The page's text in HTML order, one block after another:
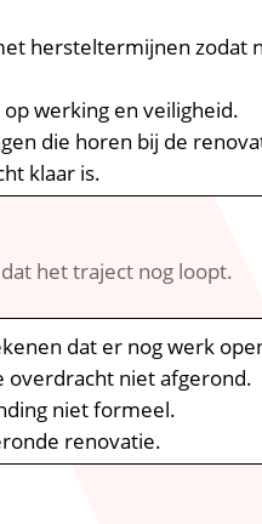
hersteltermijnen zodat
werking en veiligheid.​
die horen bij de
klaar is.​
het traject nog loopt.​
dat er nog werk
overdracht niet afgerond.​
niet formeel.​
renovatie.​